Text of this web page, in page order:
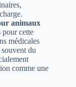
animaux
pour cette
médicales
du
comme une